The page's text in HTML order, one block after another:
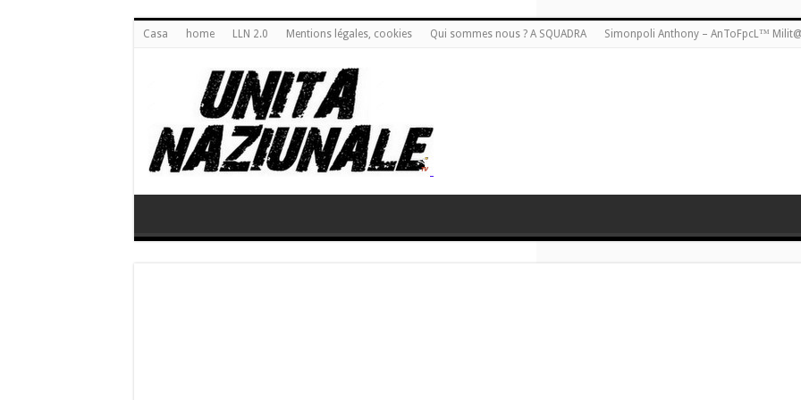
Casa home LLN 2.0 Mentions légales, cookies Qui sommes nous ? A SQUADRA Simonpoli Anthony – AnToFpcL™